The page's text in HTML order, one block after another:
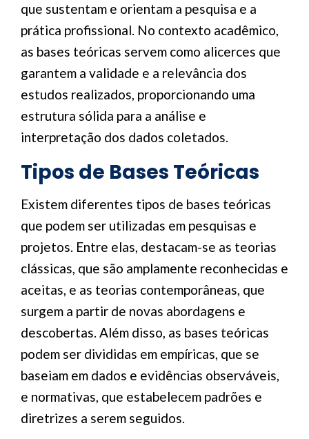
que sustentam e orientam a pesquisa e a
prática profissional. No contexto acadêmico,
as bases teóricas servem como alicerces que
garantem a validade e a relevância dos
estudos realizados, proporcionando uma
estrutura sólida para a análise e
interpretação dos dados coletados.
Tipos de Bases Teóricas
Existem diferentes tipos de bases teóricas
que podem ser utilizadas em pesquisas e
projetos. Entre elas, destacam-se as teorias
clássicas, que são amplamente reconhecidas e
aceitas, e as teorias contemporâneas, que
surgem a partir de novas abordagens e
descobertas. Além disso, as bases teóricas
podem ser divididas em empíricas, que se
baseiam em dados e evidências observáveis,
e normativas, que estabelecem padrões e
diretrizes a serem seguidos.